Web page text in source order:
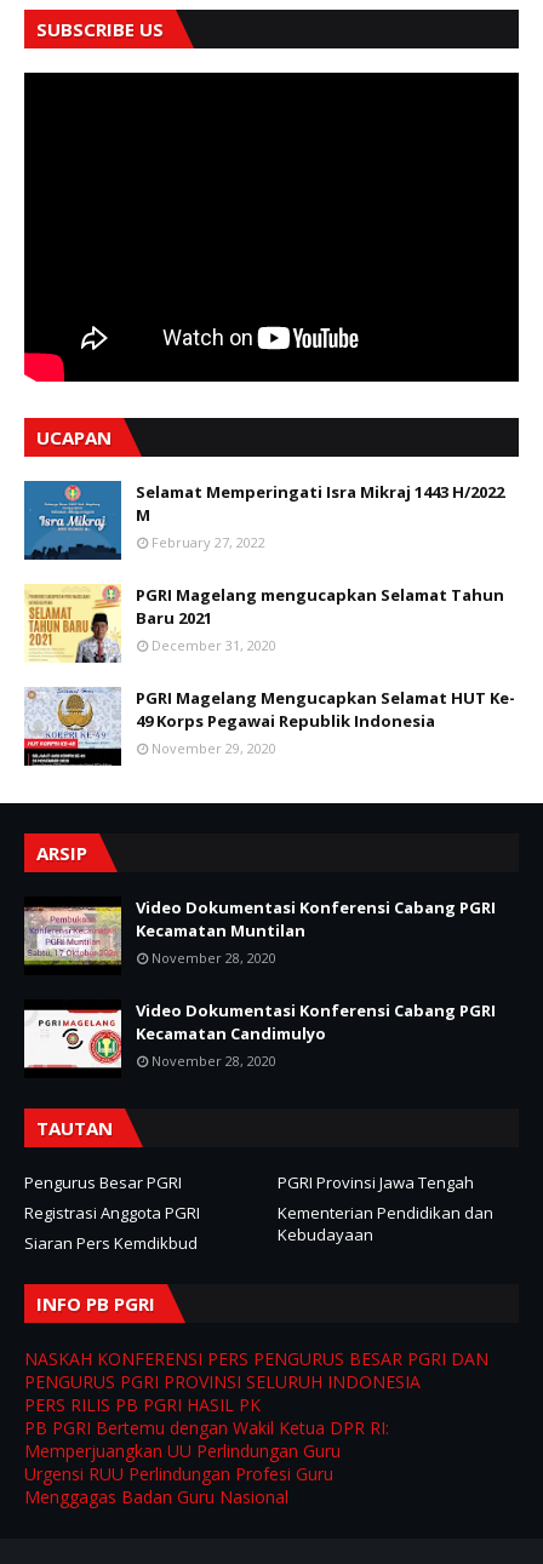
SUBSCRIBE US
UCAPAN
Selamat Memperingati Isra Mikraj 1443 H/2022
M
February 27, 2022
PGRI Magelang mengucapkan Selamat Tahun
Baru 2021
December 31, 2020
PGRI Magelang Mengucapkan Selamat HUT Ke-
49 Korps Pegawai Republik Indonesia
November 29, 2020
ARSIP
Video Dokumentasi Konferensi Cabang PGRI
Kecamatan Muntilan
November 28, 2020
Video Dokumentasi Konferensi Cabang PGRI
Kecamatan Candimulyo
November 28, 2020
TAUTAN
Pengurus Besar PGRI
PGRI Provinsi Jawa Tengah
Registrasi Anggota PGRI
Kementerian Pendidikan dan
Kebudayaan
Siaran Pers Kemdikbud
INFO PB PGRI
NASKAH KONFERENSI PERS PENGURUS BESAR PGRI DAN
PENGURUS PGRI PROVINSI SELURUH INDONESIA
PERS RILIS PB PGRI HASIL PK
PB PGRI Bertemu dengan Wakil Ketua DPR RI:
Memperjuangkan UU Perlindungan Guru
Urgensi RUU Perlindungan Profesi Guru
Menggagas Badan Guru Nasional